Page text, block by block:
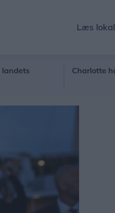
Læs
Charlotte har